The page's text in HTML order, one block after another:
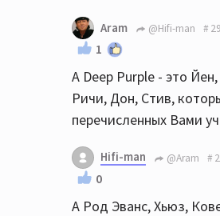
Aram @Hifi-man
1
А Deep Purple - это
Ричи, Дон, Стив,
перечисленных Вами
Hifi-man @Aram
0
А Род Эванс, Хьюз,